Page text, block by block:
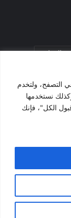
التصفح، ولتخدم
نستخدمها
الكل"، فإنك
الجماعية
برشلونة
كطلونيا
من نحن